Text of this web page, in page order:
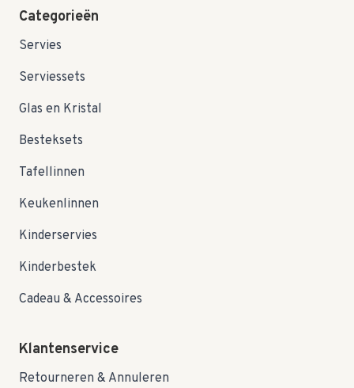
Categorieën
Servies
Serviessets
Glas en Kristal
Besteksets
Tafellinnen
Keukenlinnen
Kinderservies
Kinderbestek
Cadeau & Accessoires
Klantenservice
Retourneren & Annuleren